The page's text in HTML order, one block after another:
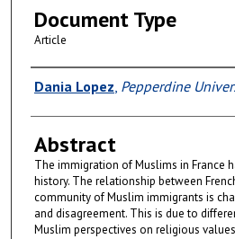
Document Type
Article
Authors
Dania Lopez, Pepperdine
Abstract
The immigration of Muslims in France
history. The relationship between
community of Muslim immigrants is
and disagreement. This is due to
Muslim perspectives on religious